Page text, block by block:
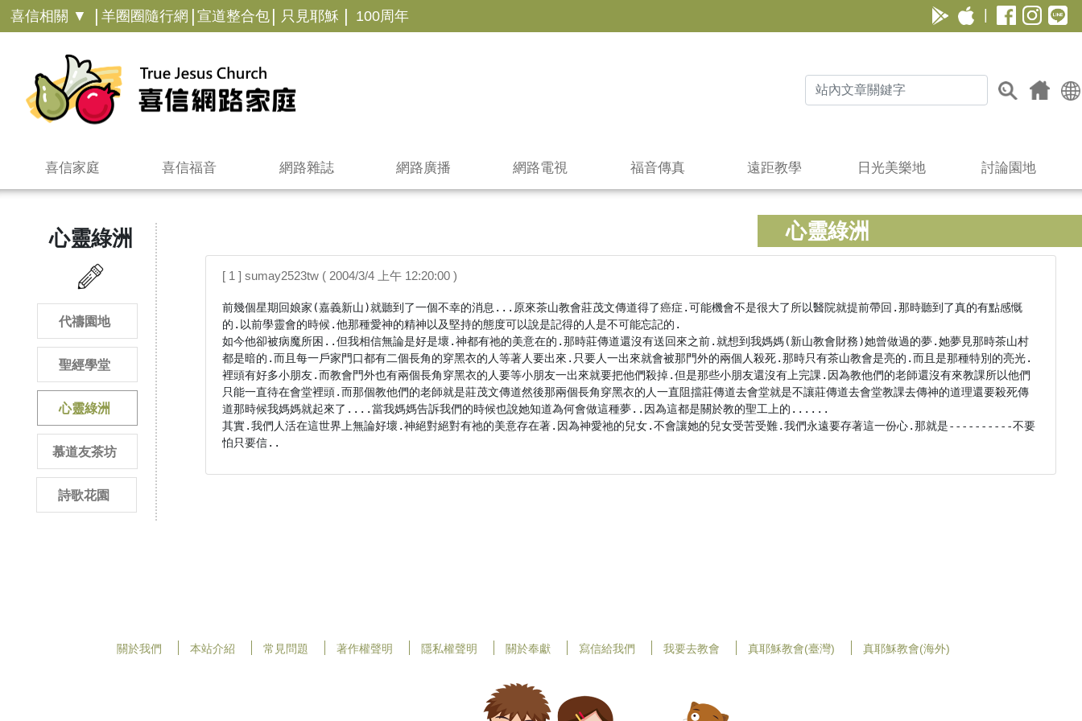
喜信相關 ▼ | 羊圈圈隨行網 | 宣道整合包 | 只見耶穌 | 100周年
喜信家庭 喜信福音 網路雜誌 網路廣播 網路電視 福音傳真 遠距教學 日光美樂地 討論園地
心靈綠洲
心靈綠洲
代禱園地
聖經學堂
心靈綠洲
慕道友茶坊
詩歌花園
[ 1 ] sumay2523tw ( 2004/3/4 上午 12:20:00 )
前幾個星期回娘家(嘉義新山)就聽到了一個不幸的消息...原來茶山教會莊茂文傳道得了癌症.可能機會不是很大了所以醫院就提前帶回.那時聽到了真的有點感慨
的.以前學靈會的時候.他那種愛神的精神以及堅持的態度可以說是記得的人是不可能忘記的.
如今他卻被病魔所困..但我相信無論是好是壞.神都有祂的美意在的.那時莊傳道還沒有送回來之前.就想到我媽媽(新山教會財務)她曾做過的夢.她夢見那時茶山村
都是暗的.而且每一戶家門口都有二個長角的穿黑衣的人等著人要出來.只要人一出來就會被那門外的兩個人殺死.那時只有茶山教會是亮的.而且是那種特別的亮光.
裡頭有好多小朋友.而教會門外也有兩個長角穿黑衣的人要等小朋友一出來就要把他們殺掉.但是那些小朋友還沒有上完課.因為教他們的老師還沒有來教課所以他們
只能一直待在會堂裡頭.而那個教他們的老師就是莊茂文傳道然後那兩個長角穿黑衣的人一直阻擋莊傳道去會堂就是不讓莊傳道去會堂教課去傳神的道理還要殺死傳
道那時候我媽媽就起來了....當我媽媽告訴我們的時候也說她知道為何會做這種夢..因為這都是關於教的聖工上的......
其實.我們人活在這世界上無論好壞.神絕對絕對有祂的美意存在著.因為神愛祂的兒女.不會讓她的兒女受苦受難.我們永遠要存著這一份心.那就是----------不要
怕只要信..
關於我們 本站介紹 常見問題 著作權聲明 隱私權聲明 關於奉獻 寫信給我們 我要去教會 真耶穌教會(臺灣) 真耶穌教會(海外)